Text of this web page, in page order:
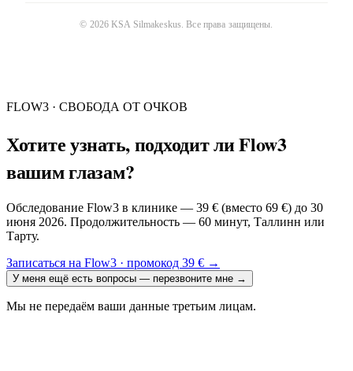
© 2026 KSA Silmakeskus. Все права защищены.
FLOW3 · СВОБОДА ОТ ОЧКОВ
Хотите узнать, подходит ли Flow3
вашим глазам?
Обследование Flow3 в клинике — 39 € (вместо 69 €) до 30
июня 2026. Продолжительность — 60 минут, Таллинн или
Тарту.
Записаться на Flow3 · промокод 39 € →
У меня ещё есть вопросы — перезвоните мне →
Мы не передаём ваши данные третьим лицам.